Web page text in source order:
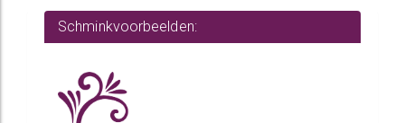
Schminkvoorbeelden: